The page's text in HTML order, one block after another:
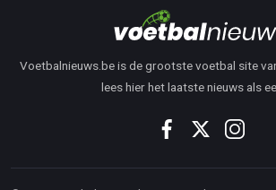
Voetbalnieuws.be is de grootste voetbal site
lees hier het laatste nieuws als